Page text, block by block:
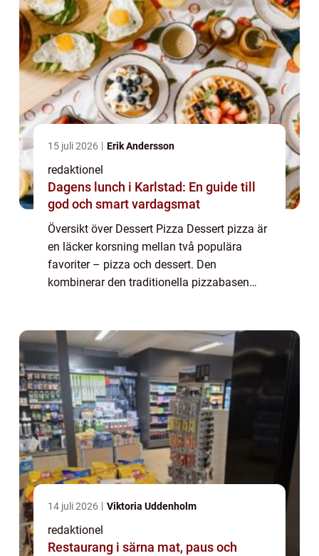
15 juli 2026 Erik Andersson
redaktionel
Dagens lunch i Karlstad: En guide till
god och smart vardagsmat
Översikt över Dessert Pizza Dessert pizza är
en läcker korsning mellan två populära
favoriter – pizza och dessert. Den
kombinerar den traditionella pizzabasen
14 juli 2026 Viktoria Uddenholm
redaktionel
Restaurang i särna mat, paus och